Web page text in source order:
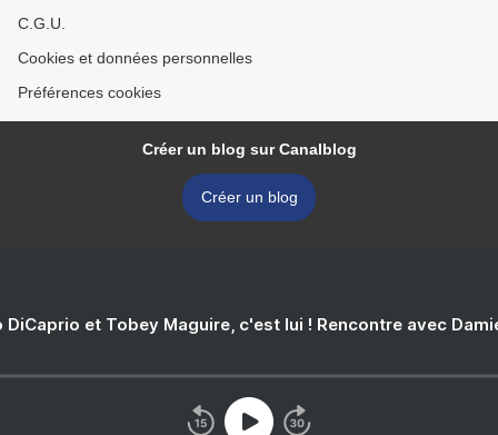
C.G.U.
Cookies et données personnelles
Préférences cookies
Créer un blog sur Canalblog
Créer un blog
DiCaprio et Tobey Maguire, c'est lui ! Rencontre avec